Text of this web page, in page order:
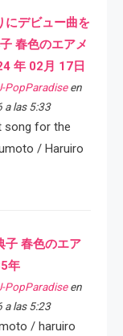
にデビュー曲を
春色のエアメ
年 02月 17日
PopParadiseen
a las 5:33
song for the
/ Haruiro
子 春色のエア
年
PopParadiseen
a las 5:23
/ haruiro